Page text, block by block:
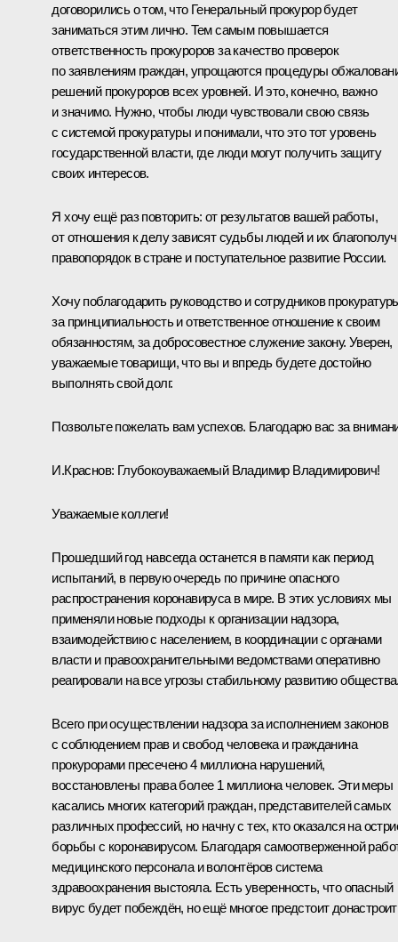
договорились о том, что Генеральный прокурор будет
заниматься этим лично. Тем самым повышается
ответственность прокуроров за качество проверок
по заявлениям граждан, упрощаются процедуры
решений прокуроров всех уровней. И это, конечно, важно
и значимо. Нужно, чтобы люди чувствовали свою связь
с системой прокуратуры и понимали, что это тот уровень
государственной власти, где люди могут получить защиту
своих интересов.
Я хочу ещё раз повторить: от результатов вашей работы,
от отношения к делу зависят судьбы людей и их
правопорядок в стране и поступательное развитие России.
Хочу поблагодарить руководство и сотрудников
за принципиальность и ответственное отношение к своим
обязанностям, за добросовестное служение закону. Уверен,
уважаемые товарищи, что вы и впредь будете достойно
выполнять свой долг.
Позвольте пожелать вам успехов. Благодарю вас за
И.Краснов: Глубокоуважаемый Владимир Владимирович!
Уважаемые коллеги!
Прошедший год навсегда останется в памяти как период
испытаний, в первую очередь по причине опасного
распространения коронавируса в мире. В этих условиях мы
применяли новые подходы к организации надзора,
взаимодействию с населением, в координации с органами
власти и правоохранительными ведомствами оперативно
реагировали на все угрозы стабильному развитию
Всего при осуществлении надзора за исполнением законов
с соблюдением прав и свобод человека и гражданина
прокурорами пресечено 4 миллиона нарушений,
восстановлены права более 1 миллиона человек. Эти меры
касались многих категорий граждан, представителей самых
различных профессий, но начну с тех, кто оказался на
борьбы с коронавирусом. Благодаря самоотверженной
медицинского персонала и волонтёров система
здравоохранения выстояла. Есть уверенность, что опасный
вирус будет побеждён, но ещё многое предстоит